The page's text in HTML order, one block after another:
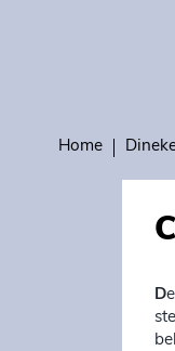
Home
D